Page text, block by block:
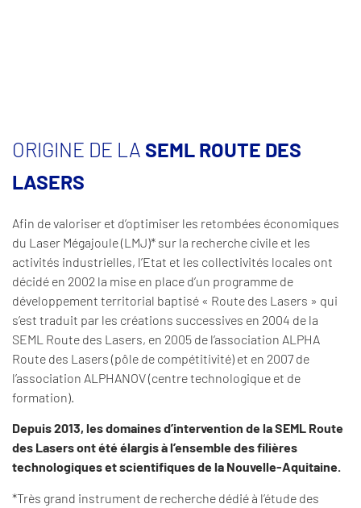
ORIGINE DE LA SEML ROUTE DES
LASERS
Afin de valoriser et d’optimiser les retombées économiques
du Laser Mégajoule (LMJ)* sur la recherche civile et les
activités industrielles, l’Etat et les collectivités locales ont
décidé en 2002 la mise en place d’un programme de
développement territorial baptisé « Route des Lasers » qui
s’est traduit par les créations successives en 2004 de la
SEML Route des Lasers, en 2005 de l’association ALPHA
Route des Lasers (pôle de compétitivité) et en 2007 de
l’association ALPHANOV (centre technologique et de
formation).
Depuis 2013, les domaines d’intervention de la SEML Route
des Lasers ont été élargis à l’ensemble des filières
technologiques et scientifiques de la Nouvelle-Aquitaine.
*Très grand instrument de recherche dédié à l’étude des